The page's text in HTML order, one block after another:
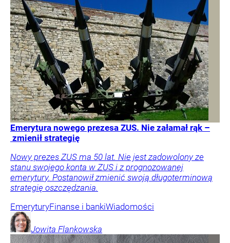
Emerytura nowego prezesa ZUS. Nie załamał rąk –
zmienił strategię
Nowy prezes ZUS ma 50 lat. Nie jest zadowolony ze
stanu swojego konta w ZUS i z prognozowanej
emerytury. Postanowił zmienić swoją długoterminową
strategię oszczędzania.
EmeryturyFinanse i bankiWiadomości
Jowita Flankowska